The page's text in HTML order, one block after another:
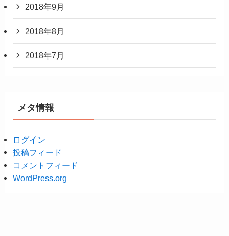
2018年9月
2018年8月
2018年7月
メタ情報
ログイン
投稿フィード
コメントフィード
WordPress.org